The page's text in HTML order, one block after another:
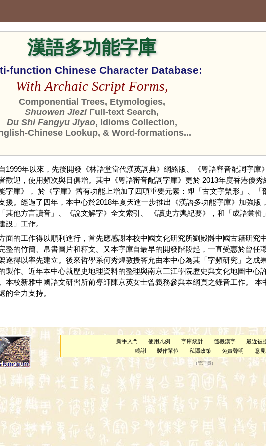
漢語多功能字庫
function Chinese Character Database:
With Archaic Script Forms,
Componential Trees, Etymologies,
Shuowen JieziFull-text Search,
Du Shi Fangyu Jiyao, Idioms Collection,
Chinese Lookup, & Word-formations...
1999年以來，先後開發《林語堂當代漢英詞典》網絡版、《粵語審音配詞字
歡迎，使用頻次與日俱增。其中《粵語審音配詞字庫》更於 2013年度香港優
字庫》， 於《字庫》舊有功能上增加了四項重要元素：即「古文字繫形」、
援。經過了四年，本中心於2018年夏天進一步推出《漢語多功能字庫》加強
其他方言讀音」、《說文解字》全文索引、 《讀史方輿紀要》，和「成語彙
設」工作。
面的工作得以順利進行，首先應感謝本校中國文化研究所劉殿爵中國古籍研
整的竹簡、帛書圖片和釋文。又本字庫自最早的開發階段起，一直受惠於曾
遂得以率先建立。後來哲學系何秀煌教授答允由本中心為其「字頻研究」之
製作。近年本中心就歷史地理資料的整理與南京三江學院歷史與文化地圖中
本校新雅中國語文研習所前導師陳京英女士曾義務參與本網頁之錄音工作。
的全力支持。
新手入門 使用凡例 字庫統計 隨機漢字
最近被
鳴謝
製作單位 私隱政策 免責聲明 意
（管理員 ）